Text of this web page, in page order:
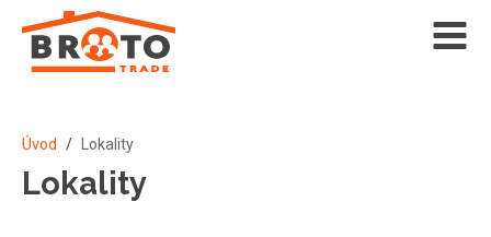
Úvod / Lokality
Lokality